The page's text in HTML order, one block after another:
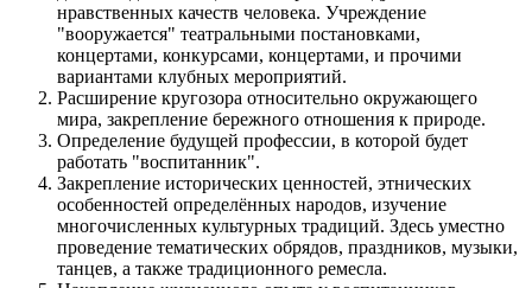
нравственных качеств человека. Учреждение
"вооружается" театральными постановками,
концертами, конкурсами, концертами, и прочими
вариантами клубных мероприятий.
Расширение кругозора относительно окружающего
мира, закрепление бережного отношения к природе.
Определение будущей профессии, в которой будет
работать "воспитанник".
Закрепление исторических ценностей, этнических
особенностей определённых народов, изучение
многочисленных культурных традиций. Здесь уместно
проведение тематических обрядов, праздников, музыки,
танцев, а также традиционного ремесла.